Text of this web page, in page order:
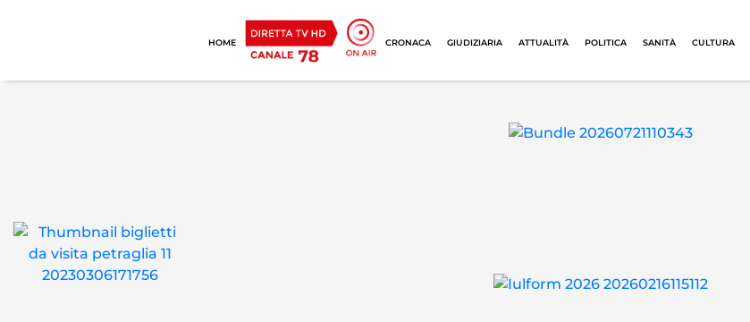
HOME CRONACA GIUDIZIARIA ATTUALITÀ POLITICA SANITÀ CULTURA